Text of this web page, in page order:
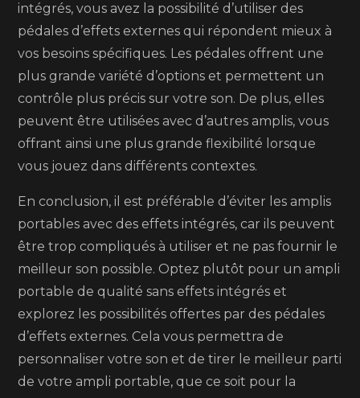
intégrés, vous avez la possibilité d’utiliser des
pédales d’effets externes qui répondent mieux à
vos besoins spécifiques. Les pédales offrent une
plus grande variété d’options et permettent un
contrôle plus précis sur votre son. De plus, elles
peuvent être utilisées avec d’autres amplis, vous
offrant ainsi une plus grande flexibilité lorsque
vous jouez dans différents contextes.
En conclusion, il est préférable d’éviter les amplis
portables avec des effets intégrés, car ils peuvent
être trop compliqués à utiliser et ne pas fournir le
meilleur son possible. Optez plutôt pour un ampli
portable de qualité sans effets intégrés et
explorez les possibilités offertes par des pédales
d’effets externes. Cela vous permettra de
personnaliser votre son et de tirer le meilleur parti
de votre ampli portable, que ce soit pour la